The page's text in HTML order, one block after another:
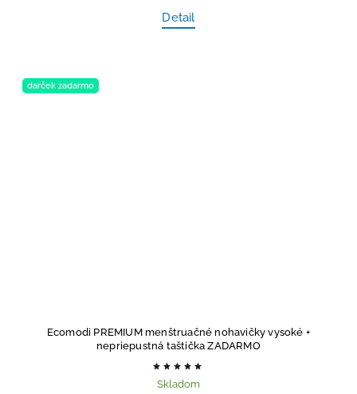
Detail
darček zadarmo
Ecomodi PREMIUM menštruačné nohavičky vysoké +
nepriepustná taštička ZADARMO
Skladom